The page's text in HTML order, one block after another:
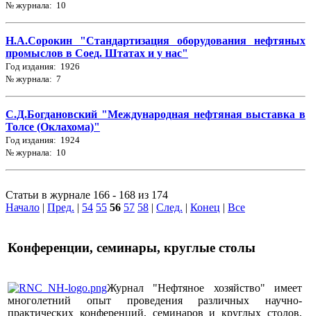
№ журнала: 10
Н.А.Сорокин "Стандартизация оборудования нефтяных
промыслов в Соед. Штатах и у нас"
Год издания: 1926
№ журнала: 7
С.Д.Богдановский "Международная нефтяная выставка в
Толсе (Оклахома)"
Год издания: 1924
№ журнала: 10
Статьи в журнале 166 - 168 из 174
Начало | Пред. | 54 55 56 57 58 | След. | Конец | Все
Конференции, семинары, круглые столы
Журнал "Нефтяное хозяйство" имеет
многолетний опыт проведения различных научно-
практических конференций, семинаров и круглых столов.